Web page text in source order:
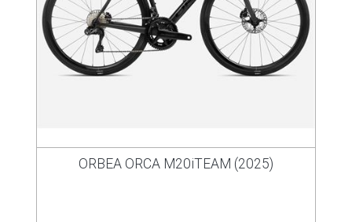
ORBEA ORCA M20iTEAM (2025)